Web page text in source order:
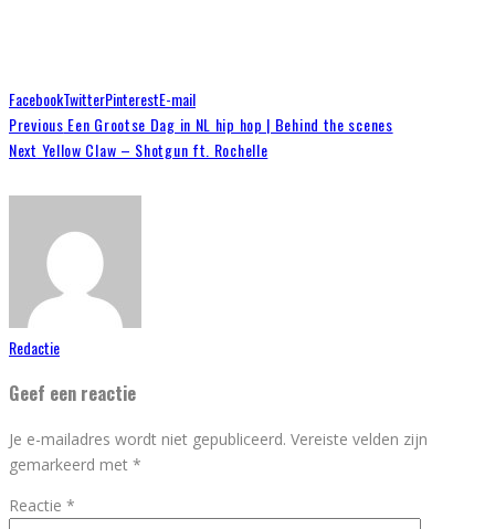
FacebookTwitterPinterestE-mail
Previous Een Grootse Dag in NL hip hop | Behind the scenes
Next Yellow Claw – Shotgun ft. Rochelle
Redactie
Geef een reactie
Je e-mailadres wordt niet gepubliceerd. Vereiste velden zijn
gemarkeerd met *
Reactie *